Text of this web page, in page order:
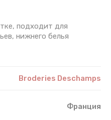
подходит для
нижнего белья
Broderies Deschamps
Франция